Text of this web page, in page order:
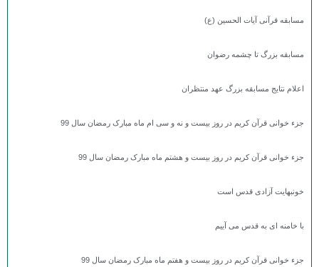
مسابقه قرآنی آیات الحسین (ع)
مسابقه بزرگ تا چشمه رضوان
اعلام نتایج مسابقه بزرگ عهد منتظران
جزء خوانی قرآن کریم در روز بیست و نه و سی ام ماه مبارک رمضان سال 99
جزء خوانی قرآن کریم در روز بیست و هشتم ماه مبارک رمضان سال 99
خونبهایت آزادی قدس است
با خامنه ای به قدس می آییم
جزء خوانی قرآن کریم در روز بیست و هفتم ماه مبارک رمضان سال 99